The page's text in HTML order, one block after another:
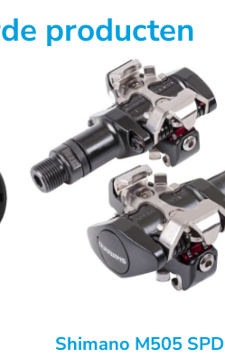
producten
Shimano M505 SPD